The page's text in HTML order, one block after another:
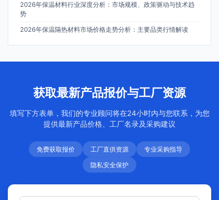
2026年保温材料行业深度分析：市场规模、政策驱动与技术趋
势
2026年保温隔热材料市场价格走势分析：主要品类行情解读
获取最新产品报价与工厂资源
填写下方表单，我们的专业顾问将在24小时内与您联系，为您
提供最新产品价格、工厂名录及采购建议
免费获取报价 工厂直供资源
专业采购指导
隐私安全保护